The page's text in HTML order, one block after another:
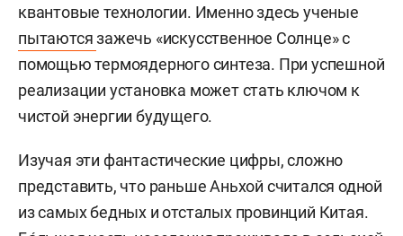
квантовые технологии. Именно здесь ученые
пытаютсязажечь «искусственное Солнце» с
помощью термоядерного синтеза. При успешной
реализации установка может стать ключом к
чистой энергии будущего.
Изучая эти фантастические цифры, сложно
представить, что раньше Аньхой считался одной
из самых бедных и отсталых провинций Китая.